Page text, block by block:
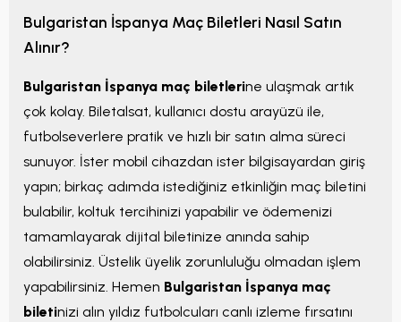
Bulgaristan İspanya Maç Biletleri Nasıl Satın
Alınır?
Bulgaristan İspanya maç biletlerine ulaşmak artık
çok kolay. Biletalsat, kullanıcı dostu arayüzü ile,
futbolseverlere pratik ve hızlı bir satın alma süreci
sunuyor. İster mobil cihazdan ister bilgisayardan giriş
yapın; birkaç adımda istediğiniz etkinliğin maç biletini
bulabilir, koltuk tercihinizi yapabilir ve ödemenizi
tamamlayarak dijital biletinize anında sahip
olabilirsiniz. Üstelik üyelik zorunluluğu olmadan işlem
yapabilirsiniz. Hemen Bulgaristan İspanya maç
biletinizi alın yıldız futbolcuları canlı izleme fırsatını